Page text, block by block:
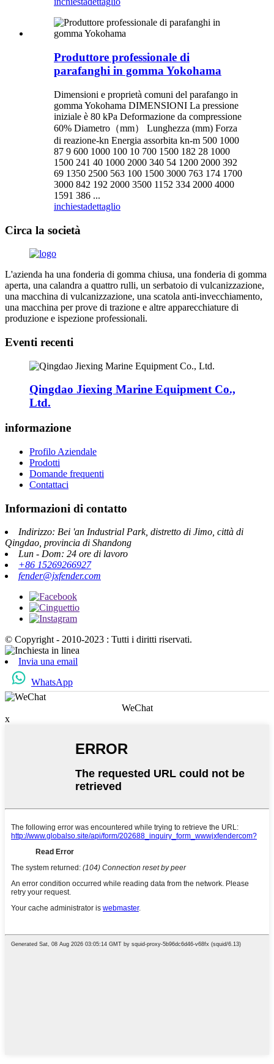
Produttore professionale di
parafanghi in gomma Yokohama
Dimensioni e proprietà comuni del parafango in
gomma Yokohama DIMENSIONI La pressione
iniziale è 80 kPa Deformazione da compressione
60% Diametro（mm） Lunghezza (mm) Forza
di reazione-kn Energia assorbita kn-m 500 1000
87 9 600 1000 100 10 700 1500 182 28 1000
1500 241 40 1000 2000 340 54 1200 2000 392
69 1350 2500 563 100 1500 3000 763 174 1700
3000 842 192 2000 3500 1152 334 2000 4000
1591 386 ...
inchiestadettaglio
Circa la società
L'azienda ha una fonderia di gomma chiusa, una fonderia di gomma
aperta, una calandra a quattro rulli, un serbatoio di vulcanizzazione,
una macchina di vulcanizzazione, una scatola anti-invecchiamento,
una macchina per prove di trazione e altre apparecchiature di
produzione e ispezione professionali.
Eventi recenti
Qingdao Jiexing Marine Equipment Co.,
Ltd.
informazione
Profilo Aziendale
Prodotti
Domande frequenti
Contattaci
Informazioni di contatto
Indirizzo: Bei 'an Industrial Park, distretto di Jimo, città di
Qingdao, provincia di Shandong
Lun - Dom: 24 ore di lavoro
+86 15269266927
fender@jxfender.com
© Copyright - 2010-2023 : Tutti i diritti riservati.
Invia una email
WhatsApp
WeChat
x